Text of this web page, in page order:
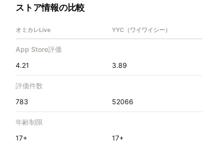
ストア情報の比較
オミカレLive YYC（ワイワイシー）
App Store評価
4.21
3.89
評価件数
783
52066
年齢制限
17+
17+